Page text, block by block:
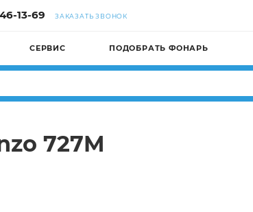
13-69 ЗАКАЗАТЬ ЗВОНОК
СЕРВИС ПОДОБРАТЬ ФОНАРЬ
727M